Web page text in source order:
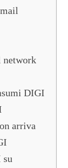
network
DIGI
arriva
su